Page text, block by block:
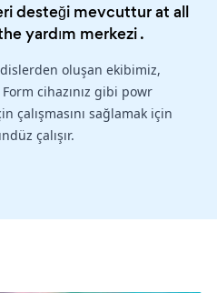
desteği mevcuttur at all
yardım merkezi.
oluşan ekibimiz,
cihazınız gibi powr
çalışmasını sağlamak için
çalışır.